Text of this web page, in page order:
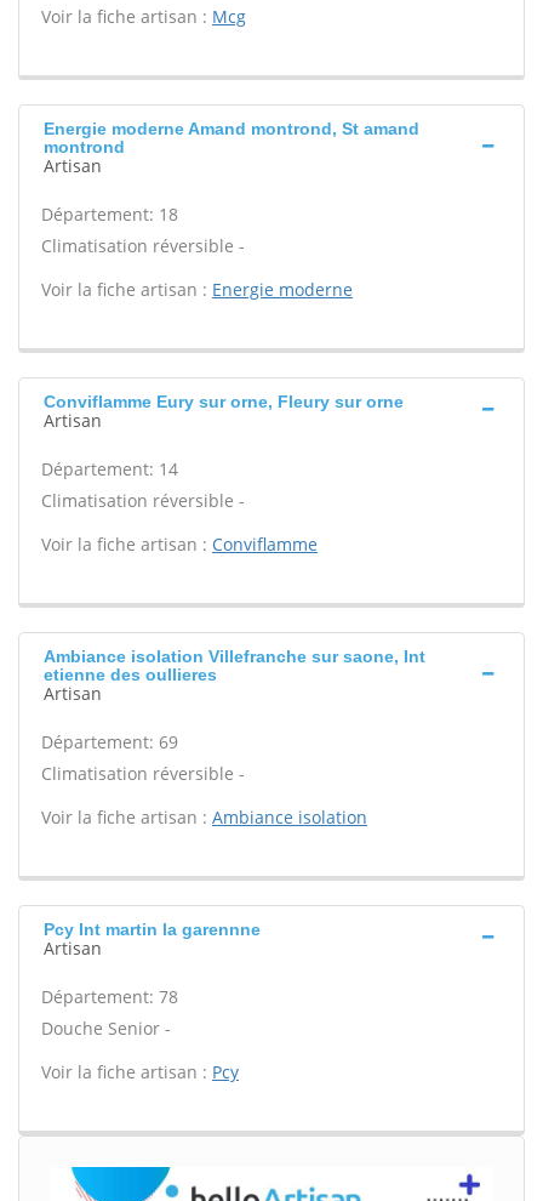
Voir la fiche artisan : Mcg
Energie moderne Amand montrond, St amand
montrond
Artisan
Département: 18
Climatisation réversible -
Voir la fiche artisan : Energie moderne
Conviflamme Eury sur orne, Fleury sur orne
Artisan
Département: 14
Climatisation réversible -
Voir la fiche artisan : Conviflamme
Ambiance isolation Villefranche sur saone, Int
etienne des oullieres
Artisan
Département: 69
Climatisation réversible -
Voir la fiche artisan : Ambiance isolation
Pcy Int martin la garennne
Artisan
Département: 78
Douche Senior -
Voir la fiche artisan : Pcy